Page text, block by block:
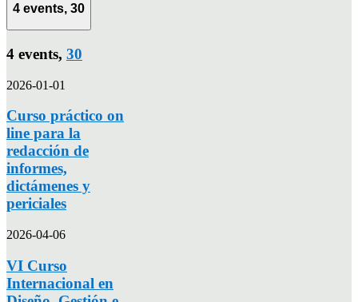
4 events, 30
4 events, 30
2026-01-01
Curso práctico on
line para la
redacción de
informes,
dictámenes y
periciales
2026-04-06
VI Curso
Internacional en